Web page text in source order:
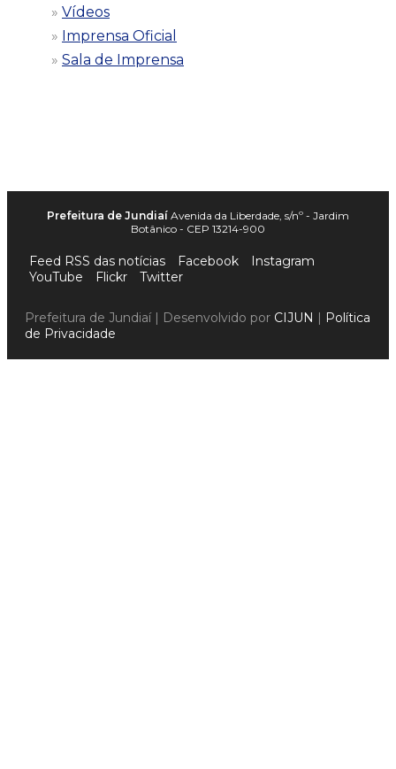
Vídeos
Imprensa Oficial
Sala de Imprensa
Prefeitura de Jundiaí Avenida da Liberdade, s/nº - Jardim
Botânico - CEP 13214-900
Feed RSS das notícias Facebook
Instagram
YouTube
Flickr Twitter
Prefeitura de Jundiaí | Desenvolvido por CIJUN | Política
de Privacidade